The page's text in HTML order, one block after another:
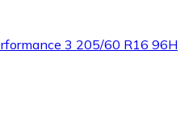
3 205/60 R16 96H